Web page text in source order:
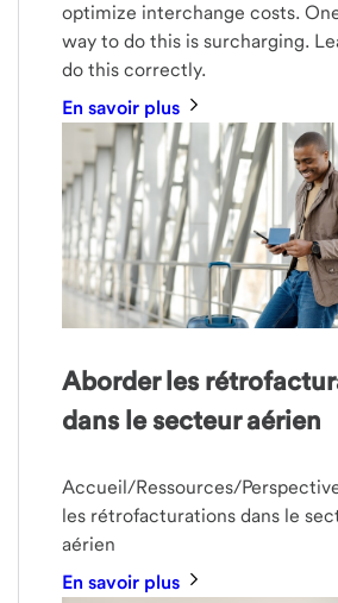
optimize interchange costs.
way to do this is surcharging.
do this correctly.
En savoir plus
Aborder les
dans le secteur aérien
Accueil/Ressources/
les rétrofacturations dans le
aérien
En savoir plus